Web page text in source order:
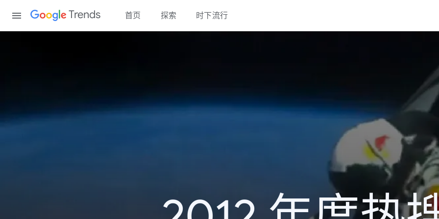
Trends 首页 探索 时下流行